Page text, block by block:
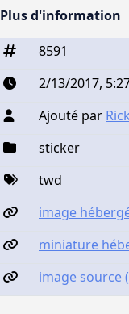
Plus d'information
8591
2/13/2017,
Ajouté par
sticker
twd
image
miniature
image source